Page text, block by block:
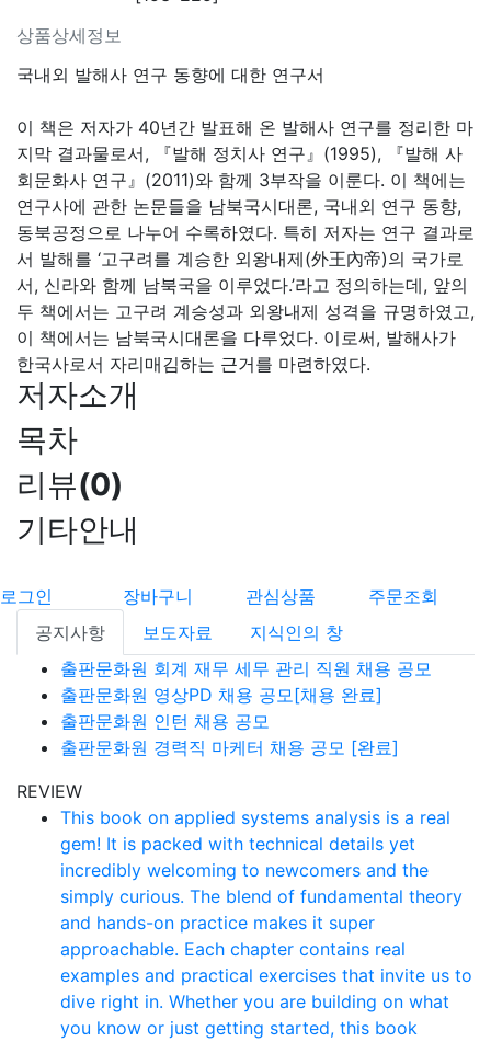
상품상세정보
국내외 발해사 연구 동향에 대한 연구서
이 책은 저자가 40년간 발표해 온 발해사 연구를 정리한 마
지막 결과물로서, 『발해 정치사 연구』(1995), 『발해 사
회문화사 연구』(2011)와 함께 3부작을 이룬다. 이 책에는
연구사에 관한 논문들을 남북국시대론, 국내외 연구 동향,
동북공정으로 나누어 수록하였다. 특히 저자는 연구 결과로
서 발해를 ‘고구려를 계승한 외왕내제(外王內帝)의 국가로
서, 신라와 함께 남북국을 이루었다.’라고 정의하는데, 앞의
두 책에서는 고구려 계승성과 외왕내제 성격을 규명하였고,
이 책에서는 남북국시대론을 다루었다. 이로써, 발해사가
한국사로서 자리매김하는 근거를 마련하였다.
저자소개
목차
리뷰(0)
기타안내
로그인 장바구니 관심상품
주문조회
공지사항
보도자료
지식인의 창
출판문화원 회계 재무 세무 관리 직원 채용 공모
출판문화원 영상PD 채용 공모[채용 완료]
출판문화원 인턴 채용 공모
출판문화원 경력직 마케터 채용 공모 [완료]
REVIEW
This book on applied systems analysis is a real
gem! It is packed with technical details yet
incredibly welcoming to newcomers and the
simply curious. The blend of fundamental theory
and hands-on practice makes it super
approachable. Each chapter contains real
examples and practical exercises that invite us to
dive right in. Whether you are building on what
you know or just getting started, this book